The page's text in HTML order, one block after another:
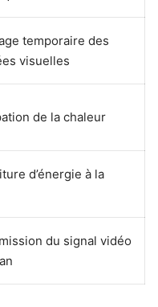
temporaire des
visuelles
de la chaleur
d’énergie à la
du signal vidéo